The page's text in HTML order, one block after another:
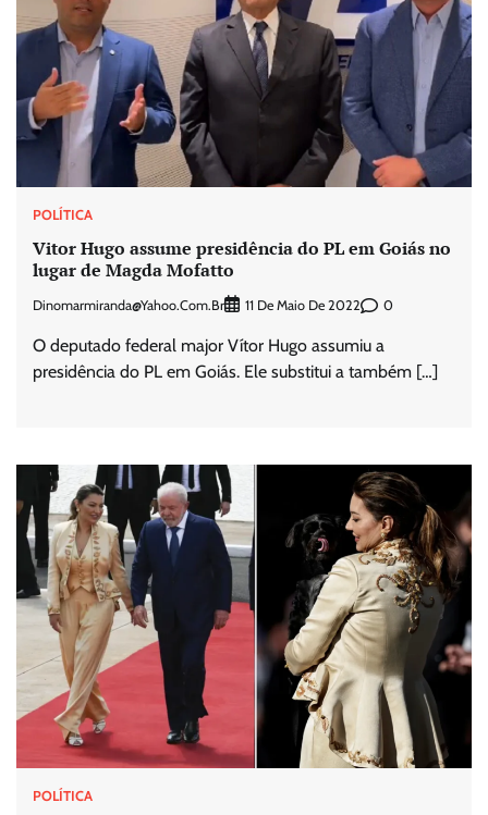
POLÍTICA
Vitor Hugo assume presidência do PL em Goiás no
lugar de Magda Mofatto
Dinomarmiranda@yahoo.com.br 11 De Maio De 2022 0
O deputado federal major Vítor Hugo assumiu a
presidência do PL em Goiás. Ele substitui a também […]
POLÍTICA